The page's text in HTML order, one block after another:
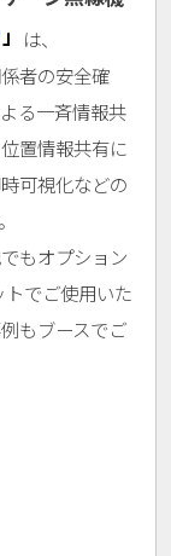
」 は、
者の安全確
る一斉情報共
置情報共有に
可視化などの
もオプション
でご使用いた
もブースでご